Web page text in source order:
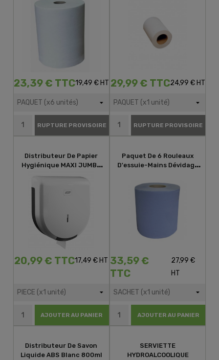
23,39 € TTC19,49 € HT
RUPTURE PROVISOIRE
29,99 € TTC24,99 € HT
RUPTURE PROVISOIRE
Distributeur De Papier
Hygiénique MAXI JUMBO
20,99 € TTC17,49 € HT
AJOUTER AU PANIER
Paquet De 6 Rouleaux
D'essuie-Mains Dévidage
33,59 €
TTC
27,99 €
HT
AJOUTER AU PANIER
Distributeur De Savon
Liquide ABS Blanc 800ml
SERVIETTE
HYDROALCOOLIQUE